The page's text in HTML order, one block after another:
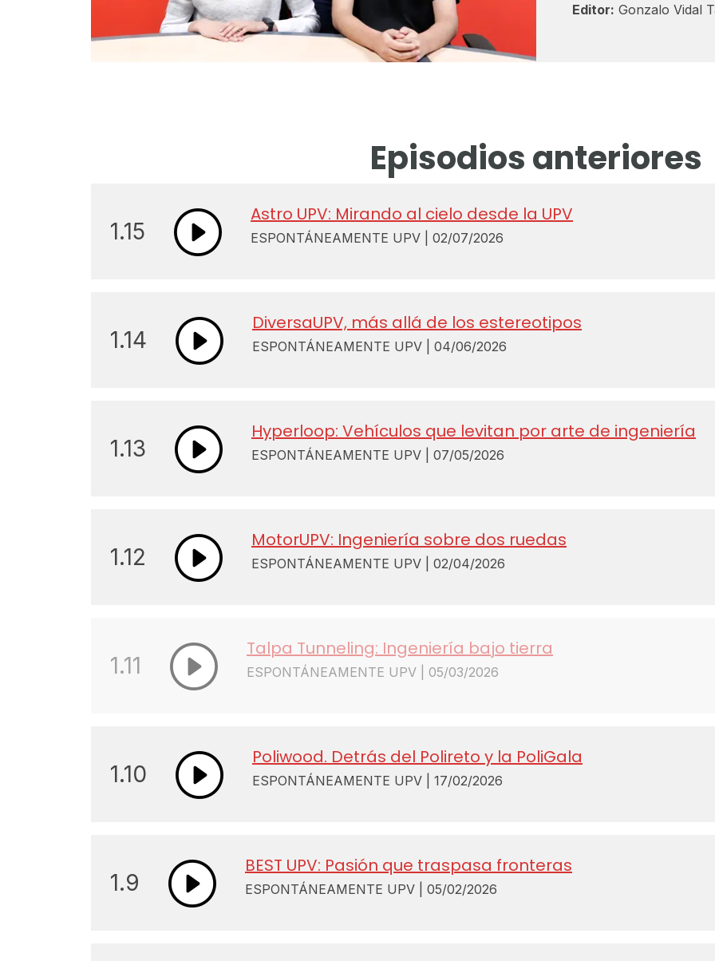
Editor: Gonzalo Vidal
Episodios anteriores
1.15
Astro UPV: Mirando al cielo desde la UPV
ESPONTÁNEAMENTE UPV | 02/07/2026
1.14
DiversaUPV, más allá de los estereotipos
ESPONTÁNEAMENTE UPV | 04/06/2026
1.13
Hyperloop: Vehículos que levitan por arte de ingeniería
ESPONTÁNEAMENTE UPV | 07/05/2026
1.12
MotorUPV: Ingeniería sobre dos ruedas
ESPONTÁNEAMENTE UPV | 02/04/2026
1.11
Talpa Tunneling: Ingeniería bajo tierra
ESPONTÁNEAMENTE UPV | 05/03/2026
1.10
Poliwood. Detrás del Polireto y la PoliGala
ESPONTÁNEAMENTE UPV | 17/02/2026
1.9
BEST UPV: Pasión que traspasa fronteras
ESPONTÁNEAMENTE UPV | 05/02/2026